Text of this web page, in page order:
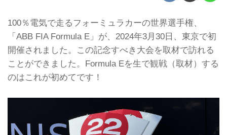
100％電気で走るフォーミュラカーの世界選手権、
「ABB FIA Formula E」が、2024年3月30日、東京で初
開催されました。この記念すべき大会を取材で訪れる
ことができました。Formula Eを生で観戦（取材）する
のはこれが初めてです！